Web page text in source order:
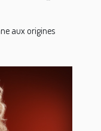
aux origines